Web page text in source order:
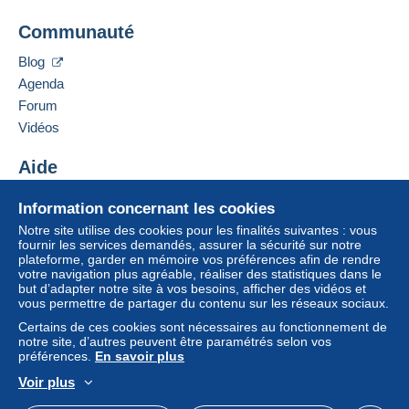
Conditions de paiement :
Tous les paiements se font par le site Delcampe. En
fonction des possibilités proposées par le vendeur, vous
pouvez utiliserPayPal, ajouter unecarte de
crédit/débitou faire unvirement. Aucun paiement n’est
réalisé par chèque ou virement bancaire direct au
vendeur.
L’acheteur utilise les moyens de paiement disponibles
sur Delcampe dans la page "
Un paiement ne passant pas parle système de
Contacter le vendeur
Information concernant les cookies
Notre site utilise des cookies pour les finalités suivantes : vous
fournir les services demandés, assurer la sécurité sur notre
plateforme, garder en mémoire vos préférences afin de rendre
votre navigation plus agréable, réaliser des statistiques dans le
but d’adapter notre site à vos besoins, afficher des vidéos et
vous permettre de partager du contenu sur les réseaux sociaux.
Certains de ces cookies sont nécessaires au fonctionnement de
notre site, d’autres peuvent être paramétrés selon vos
préférences. En savoir plus
Voir plus
Communauté
Blog
Agenda
Forum
Vidéos
Aide
Acheter sur Delcampe
Vendre sur Delcampe
Un site sécurisé